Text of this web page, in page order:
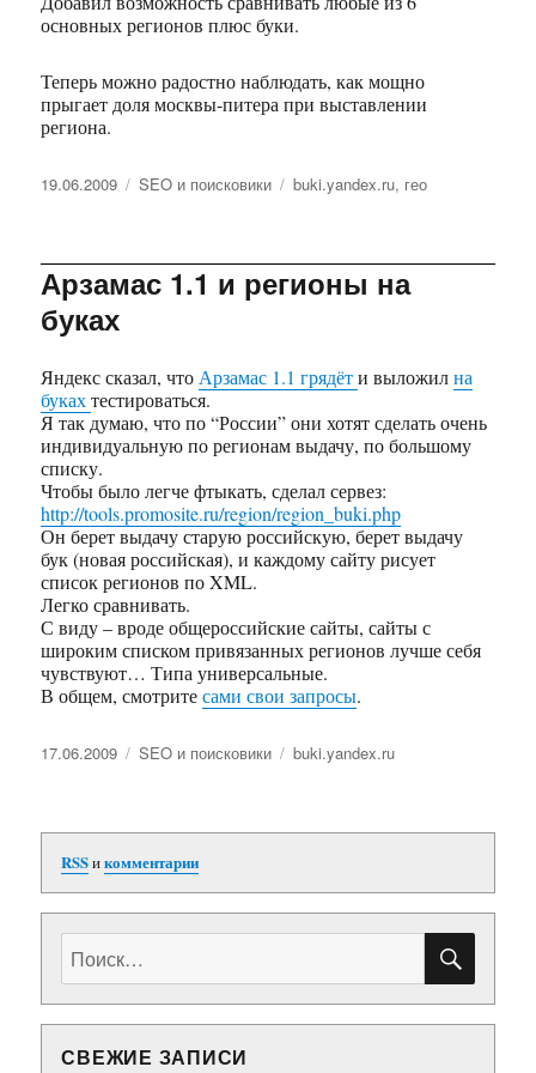
основных регионов плюс буки.
Теперь можно радостно наблюдать, как мощно
прыгает доля москвы-питера при выставлении
региона.
Опубликовано
19.06.2009 Рубрики
SEO и поисковики Метки
buki.yandex.ru, гео
Арзамас 1.1 и регионы на
буках
Яндекс сказал, чтоАрзамас 1.1 грядёти выложилна
букахтестироваться.
Я так думаю, что по “России” они хотят сделать очень
индивидуальную по регионам выдачу, по большому
списку.
Чтобы было легче фтыкать, сделал сервез:
http://tools.promosite.ru/region/region_buki.php
Он берет выдачу старую российскую, берет выдачу
бук (новая российская), и каждому сайту рисует
список регионов по XML.
Легко сравнивать.
С виду – вроде общероссийские сайты, сайты с
широким списком привязанных регионов лучше себя
чувствуют… Типа универсальные.
В общем, смотритесами свои запросы.
Опубликовано
17.06.2009 Рубрики
SEO и поисковики Метки
buki.yandex.ru
RSSикомментарии
СВЕЖИЕ ЗАПИСИ